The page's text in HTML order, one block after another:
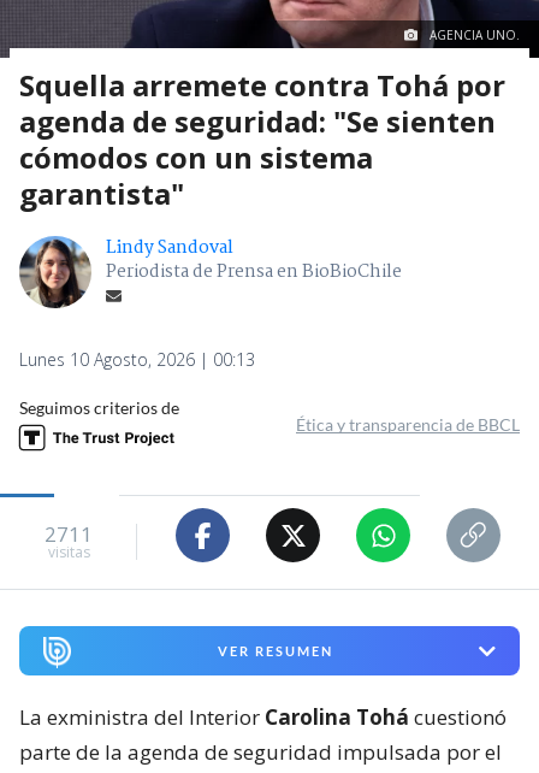
AGENCIA UNO.
Squella arremete contra Tohá por
agenda de seguridad: "Se sienten
cómodos con un sistema
garantista"
Lindy Sandoval
Periodista de Prensa en BioBioChile
Lunes 10 Agosto, 2026 | 00:13
Seguimos criterios de
Ética y transparencia de BBCL
2711
visitas
VER RESUMEN
La exministra del Interior Carolina Tohá cuestionó
parte de la agenda de seguridad impulsada por el